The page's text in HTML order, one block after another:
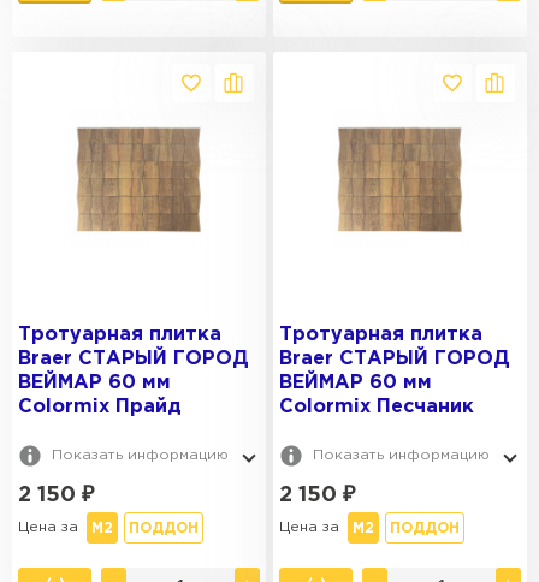
Тротуарная плитка
Braer СТАРЫЙ ГОРОД
ВЕЙМАР 60 мм
Colormix Прайд
Показать информацию
2 150 ₽
Цена за М2 ПОДДОН
Тротуарная плитка
Braer СТАРЫЙ ГОРОД
ВЕЙМАР 60 мм
Colormix Песчаник
Показать информацию
2 150 ₽
Цена за М2 ПОДДОН